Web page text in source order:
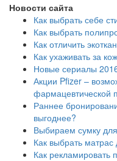
Новости сайта
Как выбрать себе
Как выбрать
Как отличить
Как ухаживать за
Новые сериалы
Акции Pfizer –
фармацевтической
Раннее
выгоднее?
Выбираем сумку
Как выбрать
Как рекламировать